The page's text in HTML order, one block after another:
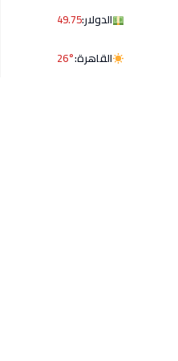
الدولار:49.75
القاهرة:26°